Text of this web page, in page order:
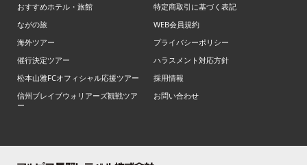
おすすめホテル・旅館
ながの旅
海外ツアー
催行決定ツアー
松本山雅FCオフィシャル応援ツアー
信州ブレイブウォリアーズ観戦ツア
ー
特定商取引に基づく表記
WEB会員規約
プライバシーポリシー
ハラスメント対応方針
採用情報
お問い合わせ